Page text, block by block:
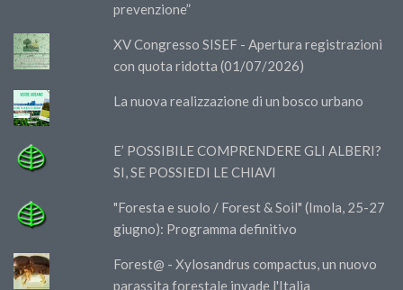
prevenzione”
XV Congresso SISEF - Apertura registrazioni
con quota ridotta (01/07/2026)
La nuova realizzazione di un bosco urbano
E’ POSSIBILE COMPRENDERE GLI ALBERI?
SI, SE POSSIEDI LE CHIAVI
"Foresta e suolo / Forest & Soil" (Imola, 25-27
giugno): Programma definitivo
Forest@ - Xylosandrus compactus, un nuovo
parassita forestale invade l'Italia